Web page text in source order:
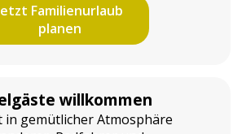
Familienurlaub
planen
willkommen
gemütlicher Atmosphäre